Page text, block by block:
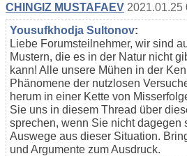
CHINGIZ MUSTAFAEV 2021.01.25
Yousufkhodja Sultonov:
Liebe Forumsteilnehmer, wir sind
Mustern, die es in der Natur nicht
kann! Alle unsere Mühen in der
Phänomene der nutzlosen
herum in einer Kette von
Sie uns in diesem Thread über
sprechen, wenn Sie nicht dagegen
Auswege aus dieser Situation.
und Argumente zum Ausdruck.